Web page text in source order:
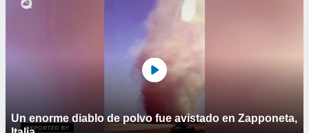
Un enorme diablo de polvo fue avistado en Zapponeta,